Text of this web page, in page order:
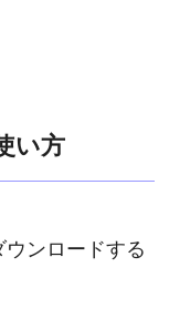
い方
ウンロードする